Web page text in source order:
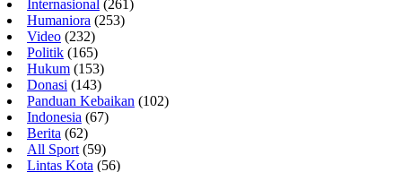
Internasional (261)
Humaniora (253)
Video (232)
Politik (165)
Hukum (153)
Donasi (143)
Panduan Kebaikan (102)
Indonesia (67)
Berita (62)
All Sport (59)
Lintas Kota (56)